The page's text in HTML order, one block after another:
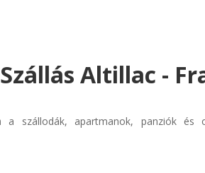
Szállás Altillac -
a szállodák, apartmanok, panziók